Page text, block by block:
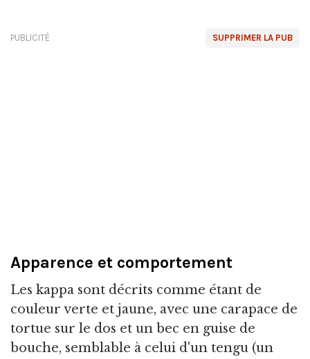
SUPPRIMER LA PUB
PUBLICITÉ
Apparence et comportement
Les kappa sont décrits comme étant de
couleur verte et jaune, avec une carapace de
tortue sur le dos et un bec en guise de
bouche, semblable à celui d'un tengu (un